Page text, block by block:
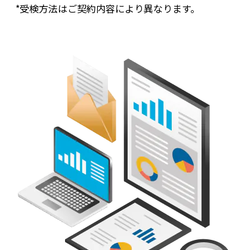
*受検方法はご契約内容により異なります。